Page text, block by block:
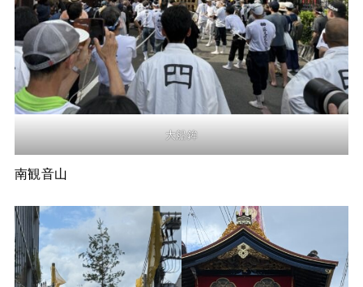
大船鉾
南観音山